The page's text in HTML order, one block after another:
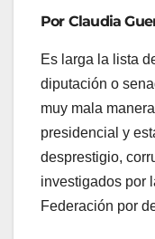
Por Claudia
Es larga la lista
diputación o
muy mala
presidencial y
desprestigio,
investigados por
Federación por